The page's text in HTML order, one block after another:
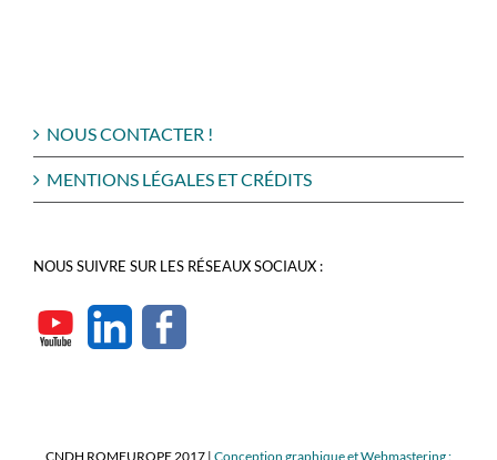
NOUS CONTACTER !
MENTIONS LÉGALES ET CRÉDITS
NOUS SUIVRE SUR LES RÉSEAUX SOCIAUX :
CNDH ROMEUROPE 2017 | Conception graphique et Webmastering :